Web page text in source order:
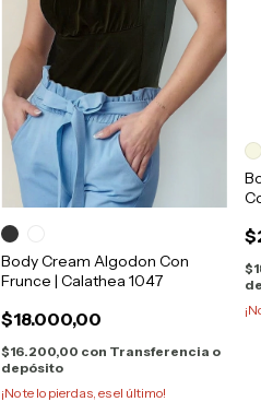
Body Cream Algodon Con
Frunce | Calathea 1047
$18.000,00
$16.200,00 con Transferencia o
depósito
¡No te lo pierdas, es el último!